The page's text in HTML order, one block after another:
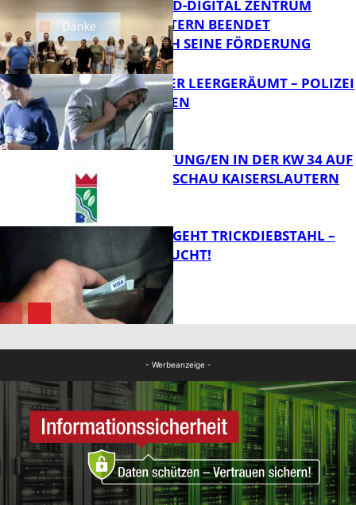
FB News
FB News
MITTELSTAND-DIGITAL ZENTRUM
KAISERSLAUTERN BEENDET
ERFOLGREICH SEINE FÖRDERUNG
TRANSPORTER LEERGERÄUMT – POLIZEI
SUCHT ZEUGEN
FB Kultur
VERANSTALTUNG/EN IN DER KW 34 AUF
DER GARTENSCHAU KAISERSLAUTERN
PÄRCHEN BEGEHT TRICKDIEBSTAHL –
ZEUGEN GESUCHT!
- Werbeanzeige -